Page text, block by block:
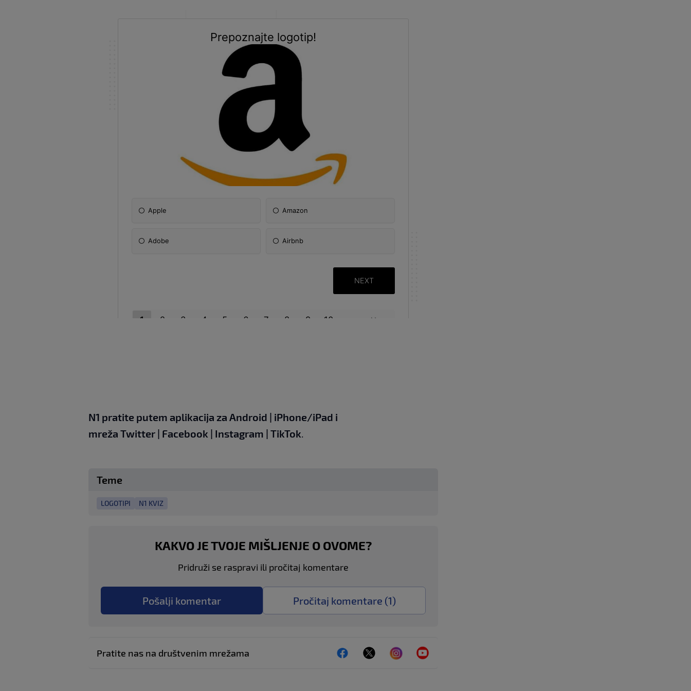
N1 pratite putem aplikacija za Android | iPhone/iPad i
mreža Twitter | Facebook | Instagram | TikTok.
Teme
LOGOTIPI N1 KVIZ
KAKVO JE TVOJE MIŠLJENJE O OVOME?
Pridruži se raspravi ili pročitaj komentare
Pošalji komentar Pročitaj komentare (1)
Pratite nas na društvenim mrežama